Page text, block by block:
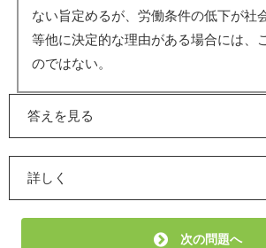
ない旨定めるが、労働条件の低下が社
等他に決定的な理由がある場合には、
のではない。
答えを見る
詳しく
次の問題へ